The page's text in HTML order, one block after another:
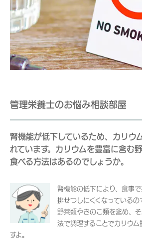
管理栄養士のお悩み相談部屋
腎機能が低下しているため、カリウ
れています。カリウムを豊富に含む
食べる方法はあるのでしょうか。
腎機能の低下により、食事
排せつしにくくなっているの
野菜類やきのこ類を含め、
法で調理することでカリウ
すよ。